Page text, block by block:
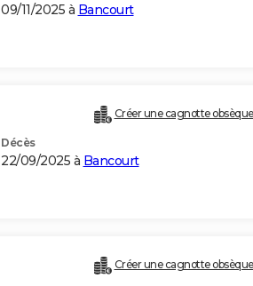
09/11/2025 à Bancourt
Créer une cagnotte
Décès
22/09/2025 à Bancourt
Créer une cagnotte